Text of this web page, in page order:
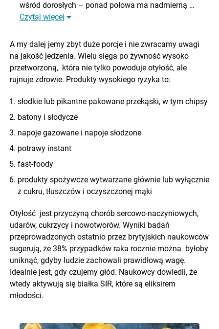
wśród dorosłych – ponad połowa ma nadmierną …
Czytaj więcej
A my dalej jemy zbyt duże porcje i nie zwracamy uwagi
na jakość jedzenia. Wielu sięga po żywność wysoko
przetworzoną, która nie tylko powoduje otyłość, ale
rujnuje zdrowie. Produkty wysokiego ryzyka to:
słodkie lub pikantne pakowane przekąski, w tym chipsy
batony i słodycze
napoje gazowane i napoje słodzone
potrawy instant
fast-foody
produkty spożywcze wytwarzane głównie lub wyłącznie
z cukru, tłuszczów i oczyszczonej mąki
Otyłość jest przyczyną chorób sercowo-naczyniowych,
udarów, cukrzycy i nowotworów. Wyniki badań
przeprowadzonych ostatnio przez brytyjskich naukowców
sugerują, że 38% przypadków raka rocznie można byłoby
uniknąć, gdyby ludzie zachowali prawidłową wagę.
Idealnie jest, gdy czujemy głód. Naukowcy dowiedli, że
wtedy aktywują się białka SIR, które są eliksirem
młodości.